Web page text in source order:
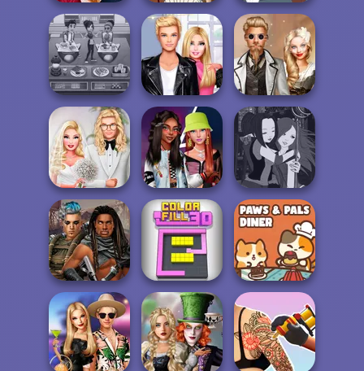
Back To School
Fashionistas
Waterbender:
Katara
Trekkie Meiker
F/F
Cooking Cafe
Food Chef
Roomies Blind
Date
Steampunk
Wedding
Babs' Spring
Wedding
Fashionistas'
Faceoff
Manga Creator -
Fantasy World...
Cyberpunk
Guardians
Color Fill 3D
Paws & Pals
Diner